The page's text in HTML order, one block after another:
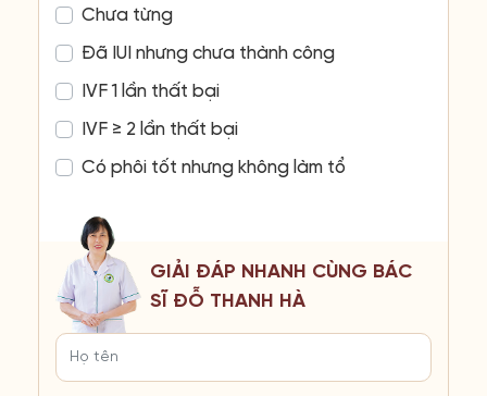
Chưa từng
Đã IUI nhưng chưa thành công
IVF 1 lần thất bại
IVF ≥ 2 lần thất bại
Có phôi tốt nhưng không làm tổ
GIẢI ĐÁP NHANH CÙNG BÁC
SĨ ĐỖ THANH HÀ